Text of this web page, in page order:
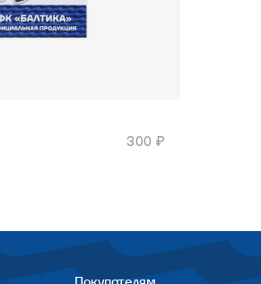
300 ₽